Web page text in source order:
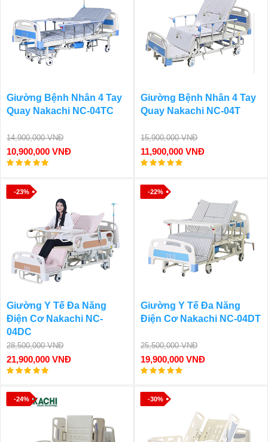
Giường Bệnh Nhân 4 Tay
Quay Nakachi NC-04TC
14,900,000 VNĐ
10,900,000 VNĐ
Giường Bệnh Nhân 4 Tay
Quay Nakachi NC-04T
15,900,000 VNĐ
11,900,000 VNĐ
-23%
Giường Y Tế Đa Năng
Điện Cơ Nakachi NC-
04DC
28,500,000 VNĐ
21,900,000 VNĐ
-22%
Giường Y Tế Đa Năng
Điện Cơ Nakachi NC-04DT
25,500,000 VNĐ
19,900,000 VNĐ
-24% -30%